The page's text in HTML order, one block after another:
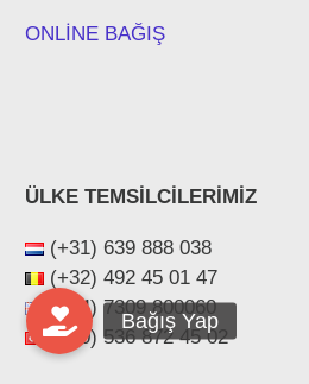
ONLİNE BAĞIŞ
ÜLKE TEMSİLCİLERİMİZ
(+31) 639 888 038
(+32) 492 45 01 47
(+44) ‪7309 800060‬
(+90) 536 872 45 02